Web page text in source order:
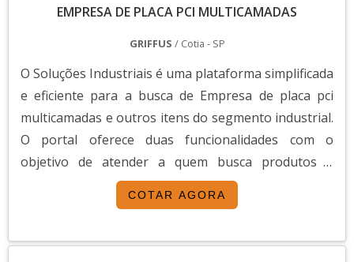
EMPRESA DE PLACA PCI MULTICAMADAS
GRIFFUS / Cotia - SP
O Soluções Industriais é uma plataforma simplificada
e eficiente para a busca de Empresa de placa pci
multicamadas e outros itens do segmento industrial.
O portal oferece duas funcionalidades com o
objetivo de atender a quem busca produtos e
serviços dentro do segmento industrial ou empresas
com interesse na divulgação de seus produtos e
oferece uma vasta variedade de materiais como
COTAR AGORA